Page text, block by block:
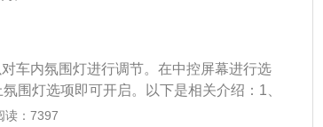
车内氛围灯进行调节。在中控屏幕进行选
围灯选项即可开启。以下是相关介绍：1、
出了名，高颜值的外表加上车灯的烘托，在
读：7397